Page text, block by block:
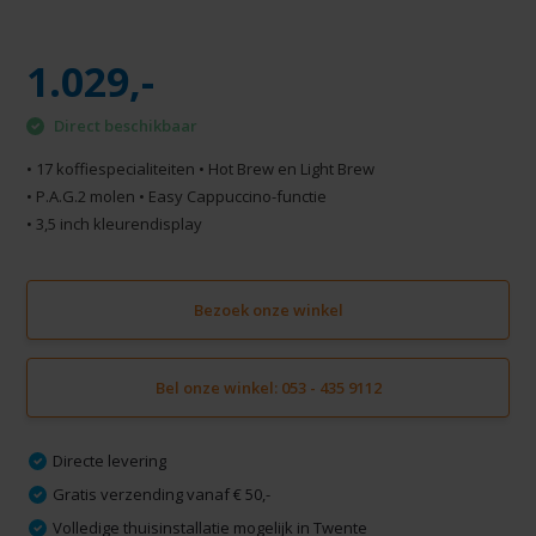
1.029,-
Direct beschikbaar
• 17 koffiespecialiteiten • Hot Brew en Light Brew
• P.A.G.2 molen • Easy Cappuccino-functie
• 3,5 inch kleurendisplay
Bezoek onze winkel
Bel onze winkel: 053 - 435 9112
Directe levering
Gratis verzending vanaf € 50,-
Volledige thuisinstallatie mogelijk in Twente